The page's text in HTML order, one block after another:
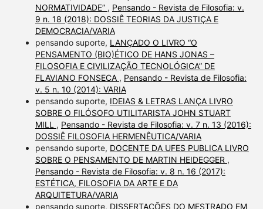
NORMATIVIDADE” , Pensando - Revista de Filosofia: v.
9 n. 18 (2018): DOSSIÊ TEORIAS DA JUSTIÇA E
DEMOCRACIA/VARIA
pensando suporte, LANÇADO O LIVRO “O
PENSAMENTO (BIO)ÉTICO DE HANS JONAS –
FILOSOFIA E CIVILIZAÇÃO TECNOLÓGICA” DE
FLAVIANO FONSECA , Pensando - Revista de Filosofia:
v. 5 n. 10 (2014): VARIA
pensando suporte, IDEIAS & LETRAS LANÇA LIVRO
SOBRE O FILÓSOFO UTILITARISTA JOHN STUART
MILL , Pensando - Revista de Filosofia: v. 7 n. 13 (2016):
DOSSIÊ FILOSOFIA HERMENÊUTICA/VARIA
pensando suporte, DOCENTE DA UFES PUBLICA LIVRO
SOBRE O PENSAMENTO DE MARTIN HEIDEGGER ,
Pensando - Revista de Filosofia: v. 8 n. 16 (2017):
ESTÉTICA, FILOSOFIA DA ARTE E DA
ARQUITETURA/VARIA
pensando suporte, DISSERTAÇÕES DO MESTRADO EM